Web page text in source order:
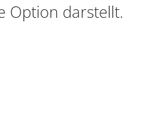
Option darstellt.